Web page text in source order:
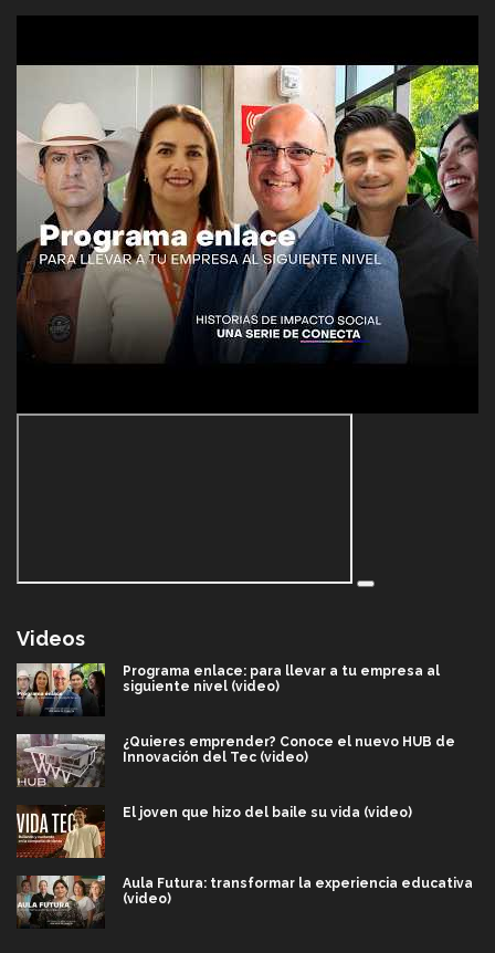
Videos
Programa enlace: para llevar a tu empresa al
siguiente nivel (video)
¿Quieres emprender? Conoce el nuevo HUB de
Innovación del Tec (video)
El joven que hizo del baile su vida (video)
Aula Futura: transformar la experiencia educativa
(video)